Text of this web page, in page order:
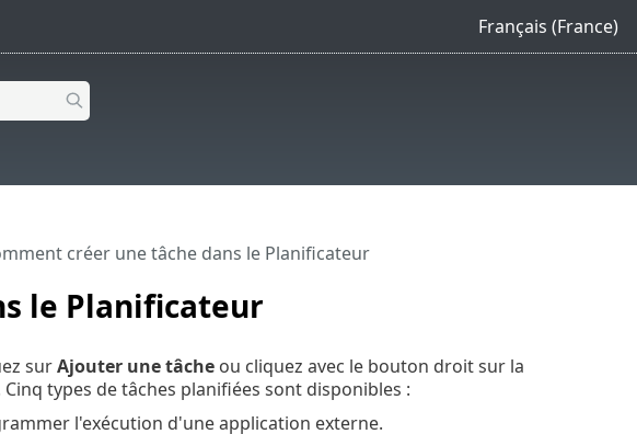
Français (France)
le Planificateur
créer une tâche dans le Planificateur
surAjouter une tâcheou cliquez avec le bouton droit sur la
types de tâches planifiées sont disponibles :
l'exécution d'une application externe.